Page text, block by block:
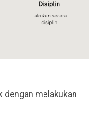
dengan melakukan